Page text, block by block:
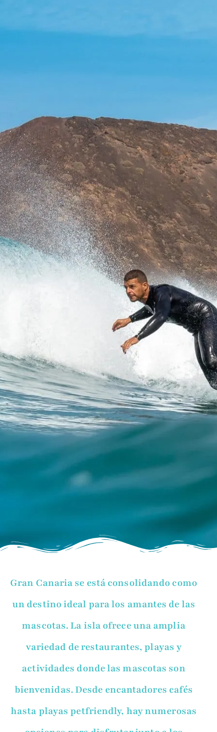
Gran Canaria se está consolidando como
un destino ideal para los amantes de las
mascotas. La isla ofrece una amplia
variedad de restaurantes, playas y
actividades donde las mascotas son
bienvenidas. Desde encantadores cafés
hasta playas petfriendly, hay numerosas